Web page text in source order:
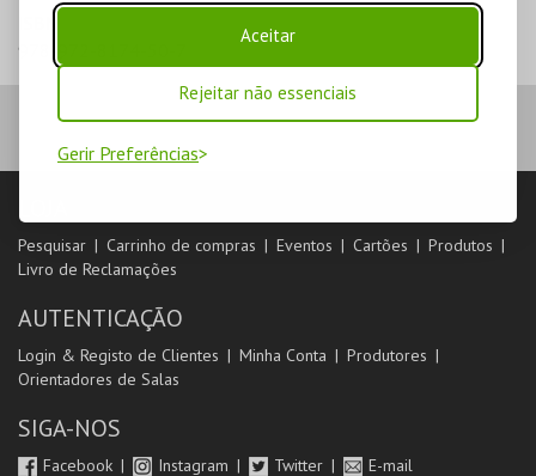
Aceitar
Rejeitar não essenciais
Gerir Preferências
978-972-8174-50-7
Pesquisar Carrinho de compras Eventos Cartões
Produtos
Livro de Reclamações
AUTENTICAÇÃO
Login & Registo de Clientes Minha Conta
Produtores
Orientadores de Salas
SIGA-NOS
Facebook Instagram Twitter E-mail